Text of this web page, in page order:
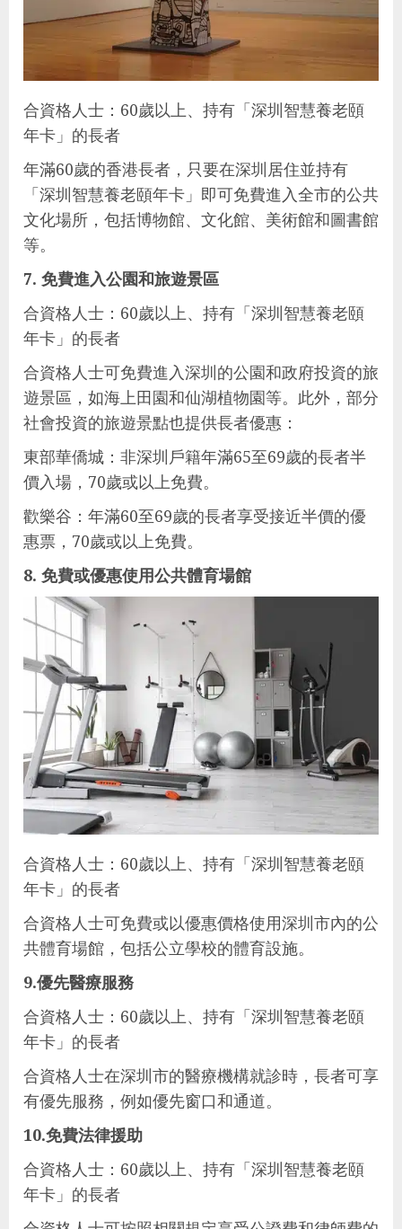
合資格人士：60歲以上、持有「深圳智慧養老頤
年卡」的長者
年滿60歲的香港長者，只要在深圳居住並持有
「深圳智慧養老頤年卡」即可免費進入全市的公共
文化場所，包括博物館、文化館、美術館和圖書館
等。
7. 免費進入公園和旅遊景區
合資格人士：60歲以上、持有「深圳智慧養老頤
年卡」的長者
合資格人士可免費進入深圳的公園和政府投資的旅
遊景區，如海上田園和仙湖植物園等。此外，部分
社會投資的旅遊景點也提供長者優惠：
東部華僑城：非深圳戶籍年滿65至69歲的長者半
價入場，70歲或以上免費。
歡樂谷：年滿60至69歲的長者享受接近半價的優
惠票，70歲或以上免費。
8. 免費或優惠使用公共體育場館
合資格人士：60歲以上、持有「深圳智慧養老頤
年卡」的長者
合資格人士可免費或以優惠價格使用深圳市內的公
共體育場館，包括公立學校的體育設施。
9.優先醫療服務
合資格人士：60歲以上、持有「深圳智慧養老頤
年卡」的長者
合資格人士在深圳市的醫療機構就診時，長者可享
有優先服務，例如優先窗口和通道。
10.免費法律援助
合資格人士：60歲以上、持有「深圳智慧養老頤
年卡」的長者